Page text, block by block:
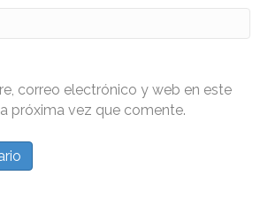
correo electrónico y web en este
próxima vez que comente.